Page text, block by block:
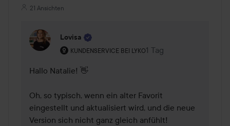
21 Ansichten
Lovisa
KUNDENSERVICE BEI LYKO
Rolle des Benutzers: Kundenservice bei Lyko.
1 Tag
Kommentaren lades 1
Hallo Natalie! 👋
Oh, so typisch, wenn ein alter Favorit
eingestellt und aktualisiert wird, und die neue
Version sich nicht ganz gleich anfühlt!